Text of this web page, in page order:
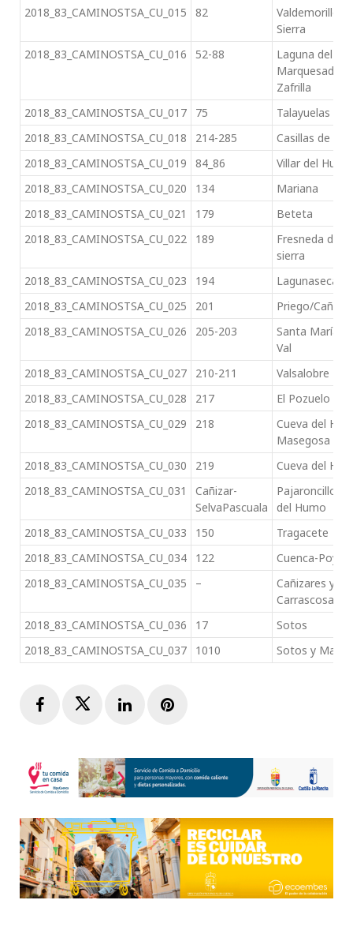
2018_83_CAMINOSTSA_CU_015
82
Valdemorillo
Sierra
2018_83_CAMINOSTSA_CU_016
52-88
Laguna del
Marquesado y
Zafrilla
2018_83_CAMINOSTSA_CU_017
75
Talayuelas
2018_83_CAMINOSTSA_CU_018
214-285
Casillas de
2018_83_CAMINOSTSA_CU_019
84_86
Villar del Humo
2018_83_CAMINOSTSA_CU_020
134
Mariana
2018_83_CAMINOSTSA_CU_021
179
Beteta
2018_83_CAMINOSTSA_CU_022
189
Fresneda de la
sierra
2018_83_CAMINOSTSA_CU_023
194
Lagunaseca
2018_83_CAMINOSTSA_CU_025
201
Priego/
2018_83_CAMINOSTSA_CU_026
205-203
Santa María
Val
2018_83_CAMINOSTSA_CU_027
210-211
Valsalobre
2018_83_CAMINOSTSA_CU_028
217
El Pozuelo
2018_83_CAMINOSTSA_CU_029
218
Cueva del
Masegosa
2018_83_CAMINOSTSA_CU_030
219
Cueva del
2018_83_CAMINOSTSA_CU_031
Cañizar-
SelvaPascuala
Pajaroncillo-
del Humo
2018_83_CAMINOSTSA_CU_033
150
Tragacete
2018_83_CAMINOSTSA_CU_034
122
Cuenca-
2018_83_CAMINOSTSA_CU_035
–
Cañizares y
Carrascosa
2018_83_CAMINOSTSA_CU_036
17
Sotos
2018_83_CAMINOSTSA_CU_037
1010 Sotos y
FacebookTwitterLinkedInPinterest